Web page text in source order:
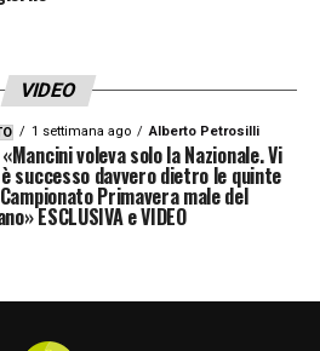
VIDEO
1 settimana ago Alberto Petrosilli
voleva solo la Nazionale. Vi
successo davvero dietro le quinte
Primavera male del
ESCLUSIVA e VIDEO